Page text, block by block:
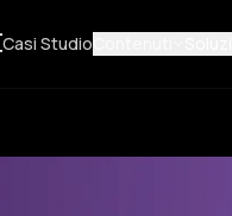
Casi Studio